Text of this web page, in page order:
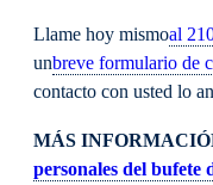
Llame hoy mismoal
unbreve formulario de
contacto con usted lo
MÁS
personales del bufete